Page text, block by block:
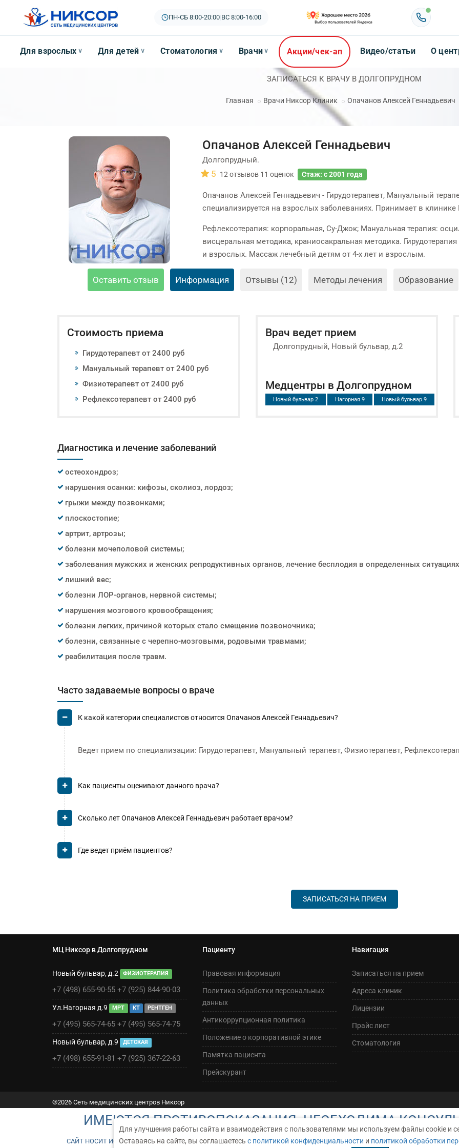
ПН-СБ 8:00-20:00| ВС 8:00-16:00
Для взрослых ∨ Для детей ∨ Стоматология ∨ Врачи ∨ Акции/чек-ап Видео/статьи О
ЗАПИСАТЬСЯ К ВРАЧУ В ДОЛГОПРУДНОМ
Главная Врачи Никсор Клиник Опачанов Алексей Геннадьевич
Опачанов Алексей Геннадьевич
Долгопрудный.
5 12 отзывов 11 оценок Стаж: с 2001 года
Опачанов Алексей Геннадьевич - Гирудотерапевт, Мануальный
специализируется на взрослых заболеваниях. Принимает в
Рефлексотерапия: корпоральная, Су-Джок; Мануальная терапия:
висцеральная методика, краниосакральная методика.
и взрослых. Массаж лечебный детям от 4-х лет и взрослым.
Оставить отзыв Информация Отзывы (12) Методы лечения Образование
Стоимость приема
Гирудотерапевт от 2400 руб
Мануальный терапевт от 2400 руб
Физиотерапевт от 2400 руб
Рефлексотерапевт от 2400 руб
Врач ведет прием
Долгопрудный, Новый бульвар, д.2
Медцентры в Долгопрудном
Новый бульвар 2 Нагорная 9 Новый бульвар 9
Диагностика и лечение заболеваний
остеохондроз;
нарушения осанки: кифозы, сколиоз, лордоз;
грыжи между позвонками;
плоскостопие;
артрит, артрозы;
болезни мочеполовой системы;
заболевания мужских и женских репродуктивных органов, лечение бесплодия в определенных
лишний вес;
болезни ЛОР-органов, нервной системы;
нарушения мозгового кровообращения;
болезни легких, причиной которых стало смещение позвоночника;
болезни, связанные с черепно-мозговыми, родовыми травмами;
реабилитация после травм.
Часто задаваемые вопросы о враче
К какой категории специалистов относится Опачанов Алексей Геннадьевич?
Ведет прием по специализации: Гирудотерапевт, Мануальный терапевт, Физиотерапевт,
Как пациенты оценивают данного врача?
Сколько лет Опачанов Алексей Геннадьевич работает врачом?
Где ведет приём пациентов?
ЗАПИСАТЬСЯ НА ПРИЕМ
Для улучшения работы сайта и взаимодействия с пользователями мы используем файлы cookie и
Оставаясь на сайте, вы соглашаетесь с политикой конфиденциальности и политикой обработки
МЦ Никсор в Долгопрудном
Новый бульвар, д.2 ФИЗИОТЕРАПИЯ
+7 (498) 655-90-55 +7 (925) 844-90-03
Ул.Нагорная д.9 МРТ КТ РЕНТГЕН
+7 (495) 565-74-65 +7 (495) 565-74-75
Новый бульвар, д.9 ДЕТСКАЯ
+7 (498) 655-91-81 +7 (925) 367-22-63
Пациенту
Правовая информация
Политика обработки персональных
данных
Антикоррупционная политика
Положение о корпоративной этике
Памятка пациента
Прейскурант
Навигация
Записаться на прием
Адреса клиник
Лицензии
Прайс лист
Стоматология
©2026 Сеть медицинских центров Никсор
ИМЕЮТСЯ ПРОТИВОПОКАЗАНИЯ. НЕОБХОДИМА
САЙТ НОСИТ ИСКЛЮЧИТЕЛЬНО ИНФОРМАЦИОННЫЙ ХАРАКТЕР И НИ ПРИ КАКИХ УСЛОВИЯХ НЕ ЯВЛЯЕТСЯ ПУБЛИЧНОЙ